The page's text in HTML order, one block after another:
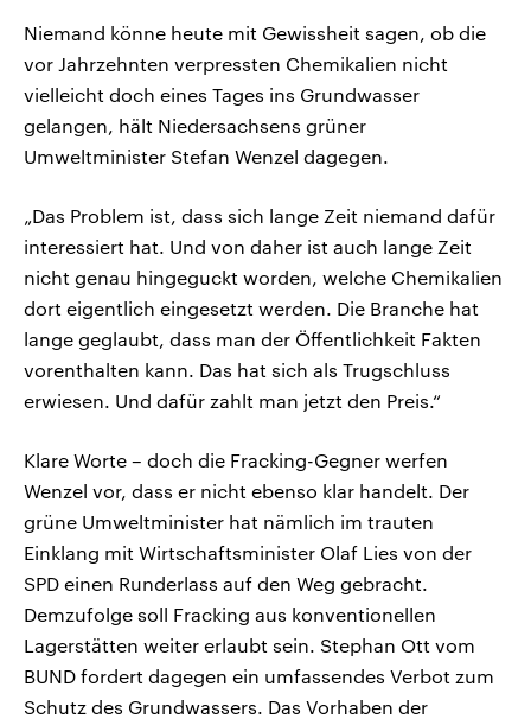
Niemand könne heute mit Gewissheit sagen, ob die
vor Jahrzehnten verpressten Chemikalien nicht
vielleicht doch eines Tages ins Grundwasser
gelangen, hält Niedersachsens grüner
Umweltminister Stefan Wenzel dagegen.
„Das Problem ist, dass sich lange Zeit niemand dafür
interessiert hat. Und von daher ist auch lange Zeit
nicht genau hingeguckt worden, welche Chemikalien
dort eigentlich eingesetzt werden. Die Branche hat
lange geglaubt, dass man der Öffentlichkeit Fakten
vorenthalten kann. Das hat sich als Trugschluss
erwiesen. Und dafür zahlt man jetzt den Preis.“
Klare Worte – doch die Fracking-Gegner werfen
Wenzel vor, dass er nicht ebenso klar handelt. Der
grüne Umweltminister hat nämlich im trauten
Einklang mit Wirtschaftsminister Olaf Lies von der
SPD einen Runderlass auf den Weg gebracht.
Demzufolge soll Fracking aus konventionellen
Lagerstätten weiter erlaubt sein. Stephan Ott vom
BUND fordert dagegen ein umfassendes Verbot zum
Schutz des Grundwassers. Das Vorhaben der